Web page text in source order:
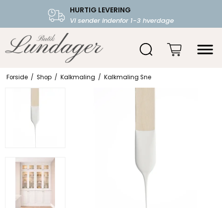
HURTIG LEVERING
Vi sender indenfor 1-3 hverdage
FRI FRAGT OVER 599.-
Starter fra 39,-
Forside / Shop / Kalkmaling / Kalkmaling Sne